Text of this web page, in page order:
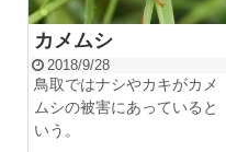
カメムシ
2018/9/28
鳥取ではナシやカキがカメ
ムシの被害にあっていると
いう。